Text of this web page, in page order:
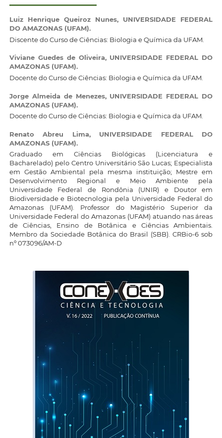
Luiz Henrique Queiroz Nunes, UNIVERSIDADE FEDERAL
DO AMAZONAS (UFAM).
Discente do Curso de Ciências: Biologia e Química da UFAM.
Viviane Guedes de Oliveira, UNIVERSIDADE FEDERAL DO
AMAZONAS (UFAM).
Docente do Curso de Ciências: Biologia e Química da UFAM.
Jorge Almeida de Menezes, UNIVERSIDADE FEDERAL DO
AMAZONAS (UFAM).
Docente do Curso de Ciências: Biologia e Química da UFAM.
Renato Abreu Lima, UNIVERSIDADE FEDERAL DO
AMAZONAS (UFAM).
Graduado em Ciências Biológicas (Licenciatura e
Bacharelado) pelo Centro Universitário São Lucas; Especialista
em Gestão Ambiental pela mesma instituição; Mestre em
Desenvolvimento Regional e Meio Ambiente pela
Universidade Federal de Rondônia (UNIR) e Doutor em
Biodiversidade e Biotecnologia pela Universidade Federal do
Amazonas (UFAM). Professor do Magistério Superior da
Universidade Federal do Amazonas (UFAM) atuando nas áreas
de Ciências, Ensino de Botânica e Ciências Ambientais.
Membro da Sociedade Botânica do Brasil (SBB). CRBio-6 sob
nº 073096/AM-D